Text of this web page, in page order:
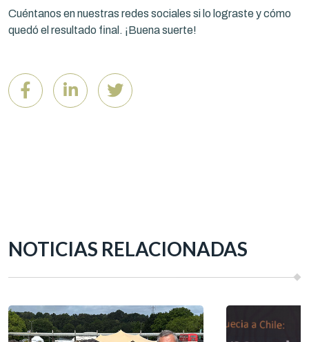
Cuéntanos en nuestras redes sociales si lo lograste y cómo
quedó el resultado final. ¡Buena suerte!
NOTICIAS RELACIONADAS